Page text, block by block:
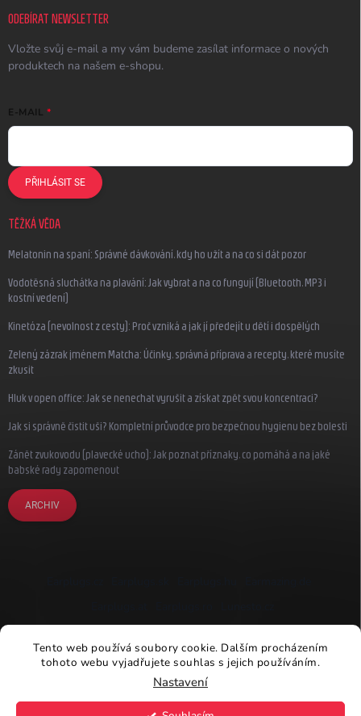
Tento web používá soubory cookie. Dalším procházením
tohoto webu vyjadřujete souhlas s jejich používáním.
Nastavení
ODEBÍRAT NEWSLETTER
Vložte svůj e-mail a my vám budeme zasílat informace o nových
produktech na našem e-shopu.
E-MAIL
PŘIHLÁSIT SE
TĚŽKÁ VĚDA
Melatonin na spaní: Správné dávkování, kdy ho užít a na co si dát pozor
Vodotěsná sluchátka na plavání: Jak vybrat a na co fungují (Bluetooth, MP3 i
kostní vedení)
Kinetóza (nevolnost z cesty): Proč vzniká a jak jí předejít u dětí i dospělých
Zelený zázrak jménem Matcha: Účinky, správná příprava a recepty, které musíte
zkusit
Hluk v open office: Jak se nenechat vyrušit a získat zpět svou koncentraci?
Jak si správně čistit uši? Kompletní průvodce pro bezpečnou hygienu bez bolesti
Zánět zvukovodu (plavecké ucho): Jak poznat příznaky, co pomáhá a na jaké
babské rady zapomenout
ARCHIV
Copyright 2026Earplugs.cz. Všechna práva vyhrazena.